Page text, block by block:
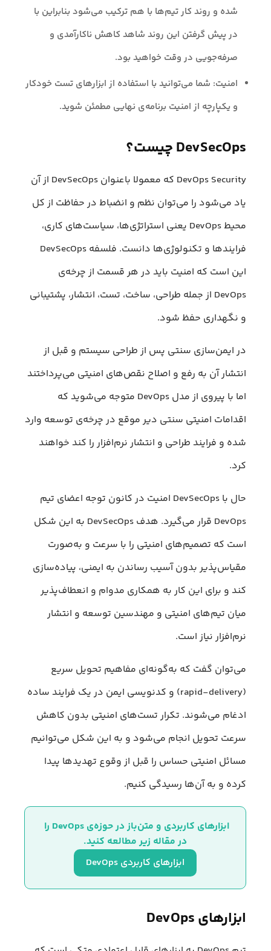
شده و روند کار تیم‌ها با هم ترکیب می‌شود بنابراین با
در پیش گرفتن این روند شاهد کاهش ناکارآمدی و
صرفه‌جویی در وقت خواهید بود.
امنیت: شما می‌توانید با استفاده از ابزارهای تست خودکار
و یکپارچه از امنیت برنامه‌ی نهایی مطمئن شوید.
DevSecOps چیست؟
DevOps Security که معمولا باعنوان DevSecOps از آن
یاد می‌شود را می‌توان نظم و انضباط در حفاظت از کل
محیط DevOps یعنی استراتژی‌ها، سیاست‌های کاری،
فرایند‌ها و تکنولوژی‌ها دانست. فلسفه DevSecOps
این است که امنیت باید در هر قسمت از چرخه‌ی
DevOps از جمله طراحی، ساخت، تست، انتشار، پشتیبانی
و نگهداری حفظ شود.
در ایمن‌سازی سنتی پس از طراحی سیستم و قبل از
انتشار آن به رفع و اصلاح نقص‌های امنیتی می‌پرداختند
اما با پیروی از مدل DevOps متوجه می‌شوید که
اقدامات امنیتی سنتی دیر موقع در چرخه‌ی توسعه وارد
شده و فرایند طراحی و انتشار نرم‌افزار را کند خواهند
کرد.
حال با DevSecOps امنیت در کانون توجه اعضای تیم
DevOps قرار می‌گیرد. هدف DevSecOps به این شکل
است که تصمیم‌های امنیتی را با سرعت و به‌صورت
مقیاس‌پذیر بدون آسیب رساندن به ایمنی، پیاده‌سازی
کند و برای این کار به همکاری مدوام و انعطاف‌پذیر
میان تیم‌های امنیتی و مهندسین توسعه و انتشار
نرم‌افزار نیاز است.
می‌توان گفت که به‌گونه‌ای مفاهیم تحویل سریع
(rapid-delivery) و کدنویسی ایمن در یک فرایند ساده
ادغام می‌شوند. تکرار تست‌های امنیتی بدون کاهش
سرعت تحویل انجام می‌شود و به‌ این شکل می‌توانیم
مسائل امنیتی حساس را قبل از وقوع تهدیدها پیدا
کرده و به آن‌ها رسیدگی کنیم.
ابزارهای کاربردی و متن‌باز در حوزه‌ی DevOps را
در مقاله زیر مطالعه کنید.
ابزارهای کاربردی DevOps
ابزارهای DevOps